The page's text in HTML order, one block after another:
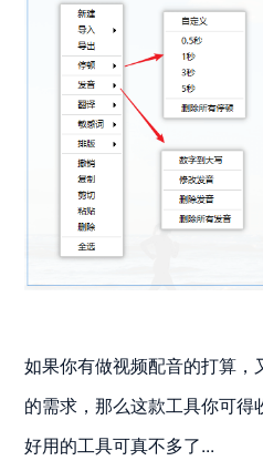
如果你有做视频配音的打算
的需求，那么这款工具你可得
好用的工具可真不多了...